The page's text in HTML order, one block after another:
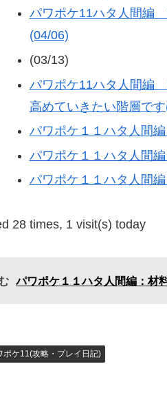
パワポケ11ハタ人間編
(04/06)
(03/13)
パワポケ11ハタ人間編
高めていきたい階層で
パワポケ１１ハタ人間
パワポケ１１ハタ人間
パワポケ１１ハタ人間
28 times, 1 visit(s) today
パワポケ１１ハタ人間編：材
ポケ11(攻略・プレイ日記)